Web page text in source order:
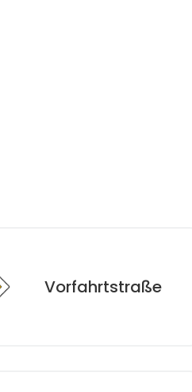
Vorfahrtstraße